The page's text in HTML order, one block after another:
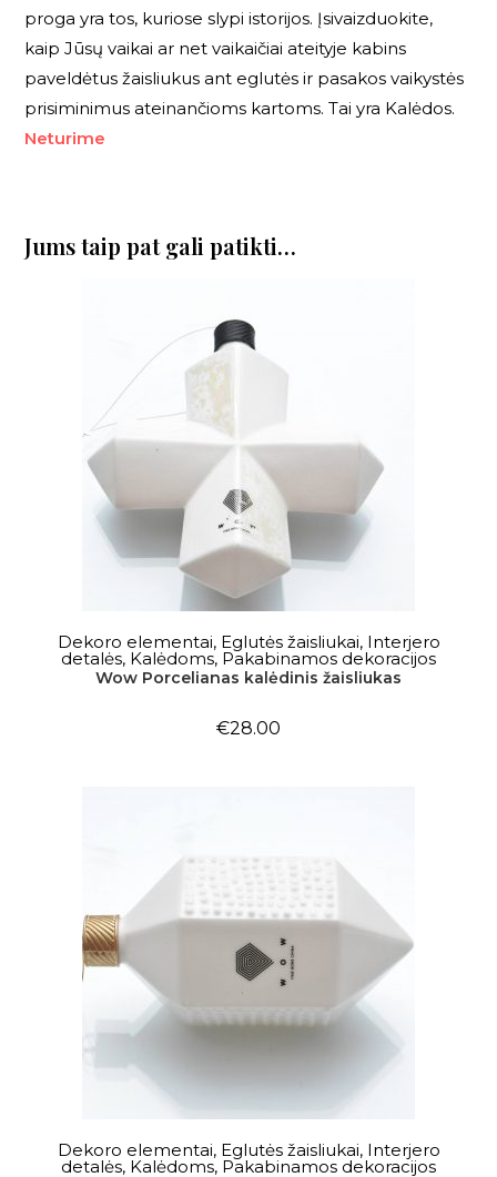
proga yra tos, kuriose slypi istorijos. Įsivaizduokite,
kaip Jūsų vaikai ar net vaikaičiai ateityje kabins
paveldėtus žaisliukus ant eglutės ir pasakos vaikystės
prisiminimus ateinančioms kartoms. Tai yra Kalėdos.
Neturime
Jums taip pat gali patikti…
Į KREPŠELĮ
Dekoro elementai, Eglutės žaisliukai, Interjero
detalės, Kalėdoms, Pakabinamos dekoracijos
Wow Porcelianas kalėdinis žaisliukas
€28.00
Į KREPŠELĮ
Dekoro elementai, Eglutės žaisliukai, Interjero
detalės, Kalėdoms, Pakabinamos dekoracijos